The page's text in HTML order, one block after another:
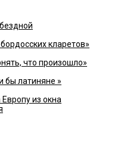
кларетов»
что произошло»
бы латиняне »
из окна